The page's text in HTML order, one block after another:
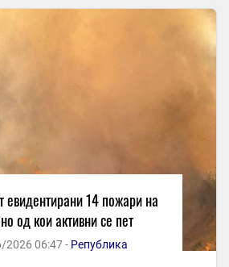
евидентирани 14 пожари на
од кои активни се пет
2026 06:47 - Република